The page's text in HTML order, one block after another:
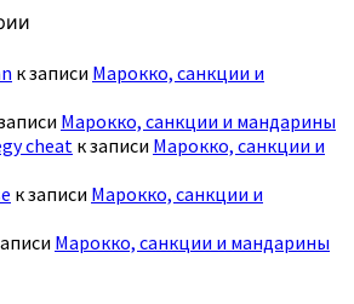
к записи Марокко, санкции и
Марокко, санкции и мандарины
cheat к записи Марокко, санкции и
к записи Марокко, санкции и
Марокко, санкции и мандарины